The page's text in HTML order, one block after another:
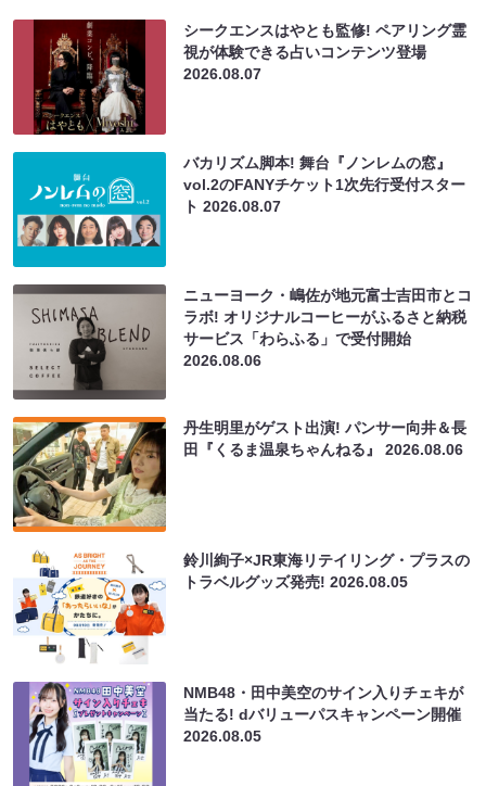
シークエンスはやとも監修! ペアリング霊
視が体験できる占いコンテンツ登場
2026.08.07
バカリズム脚本! 舞台『ノンレムの窓』
vol.2のFANYチケット1次先行受付スター
ト2026.08.07
ニューヨーク・嶋佐が地元富士吉田市とコ
ラボ! オリジナルコーヒーがふるさと納税
サービス「わらふる」で受付開始
2026.08.06
丹生明里がゲスト出演! パンサー向井＆長
田『くるま温泉ちゃんねる』2026.08.06
鈴川絢子×JR東海リテイリング・プラスの
トラベルグッズ発売!2026.08.05
NMB48・田中美空のサイン入りチェキが
当たる! dバリューパスキャンペーン開催
2026.08.05